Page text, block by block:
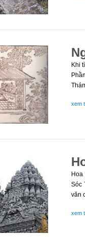
Khi
này.
xem
Sóc
văn
xem